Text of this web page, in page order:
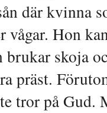
där kvinna
vågar. Hon
skoja
präst.
tror på Gud.